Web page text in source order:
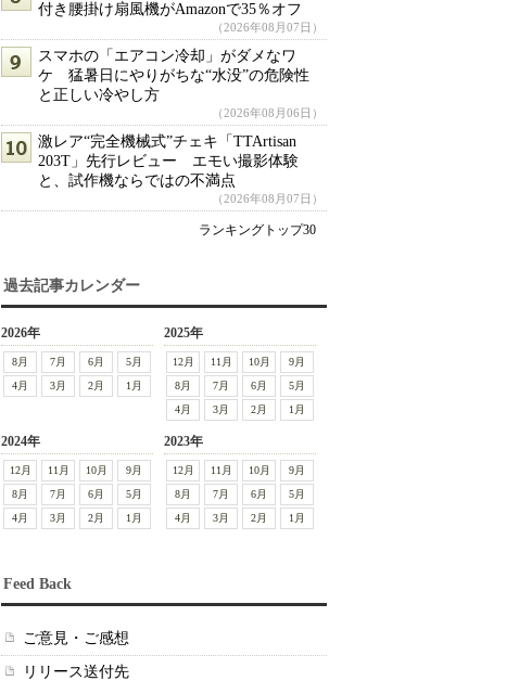
付き腰掛け扇風機がAmazonで35％オフ
（2026年08月07日）
スマホの「エアコン冷却」がダメなワ
ケ 猛暑日にやりがちな“水没”の危険性
と正しい冷やし方
（2026年08月06日）
激レア“完全機械式”チェキ「TTArtisan
203T」先行レビュー エモい撮影体験
と、試作機ならではの不満点
（2026年08月07日）
ランキングトップ30
過去記事カレンダー
2026年
8月 7月 6月
5月
4月
3月 2月 1月
2025年
12月 11月 10月
9月
8月
7月 6月
5月
4月
3月 2月 1月
2024年
12月 11月 10月
9月
8月
7月 6月
5月
4月
3月 2月 1月
2023年
12月 11月 10月
9月
8月
7月 6月
5月
4月
3月 2月 1月
Feed Back
ご意見・ご感想
リリース送付先